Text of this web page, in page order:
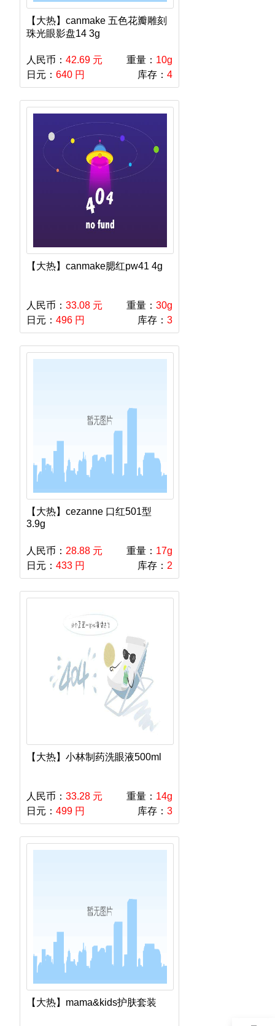
【大热】canmake 五色花瓣雕刻
珠光眼影盘14 3g
人民币： 42.69 元 重量： 10g
日元： 640 円 库存： 4
【大热】canmake腮红pw41 4g
人民币： 33.08 元 重量： 30g
日元： 496 円 库存： 3
【大热】cezanne 口红501型
3.9g
人民币： 28.88 元 重量： 17g
日元： 433 円 库存： 2
【大热】小林制药洗眼液500ml
人民币： 33.28 元 重量： 14g
日元： 499 円 库存： 3
【大热】mama&kids护肤套装